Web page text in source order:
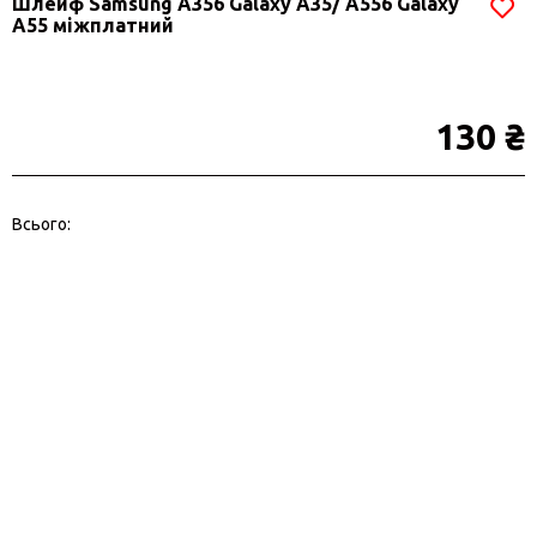
A55 міжплатний
130 ₴
Всього: